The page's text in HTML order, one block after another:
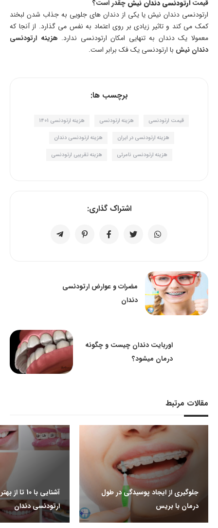
قیمت ارتودنسی دندان نیش چقدر است؟
ارتودنسی دندان نیش یا یکی از دندان های جلویی به جذاب شدن لبخند
کمک می کند و تاثیر زیادی بر روی اعتماد به نفس می گذارد. از آنجا که
معمولا یک دندان به تنهایی امکان ارتودنسی ندارد. هزینه ارتودنسی
دندان نیش با ارتودنسی یک فک برابر است.
برچسب ها:
قیمت ارتودنسی هزینه ارتودنسی هزینه ارتودنسی 1401
هزینه ارتودنسی در ایران هزینه ارتودنسی دندان
هزینه ارتودنسی نامرئی هزینه تقریبی ارتودنسی
اشتراک گذاری:
مضرات و عوارض ارتودنسی
دندان
اوربایت دندان چیست و چگونه
درمان میشود؟
مقالات مرتبط
جلوگیری از ایجاد پوسیدگی در طول
درمان با بریس
آشنایی با 10
ارتودنسی دندان